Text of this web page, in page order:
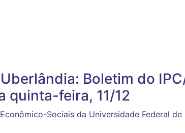
Boletim do
quinta-feira, 11/12
Sociais da Universidade Federal